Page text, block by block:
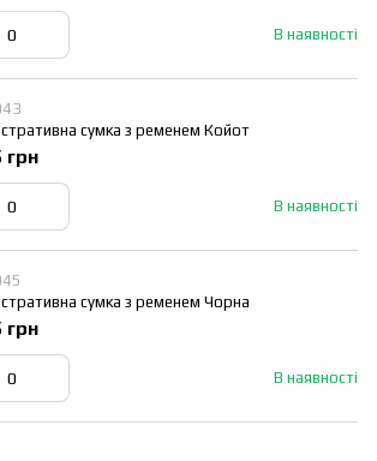
В наявності
сумка з ременем Койот
В наявності
грн
сумка з ременем Чорна
В наявності
грн